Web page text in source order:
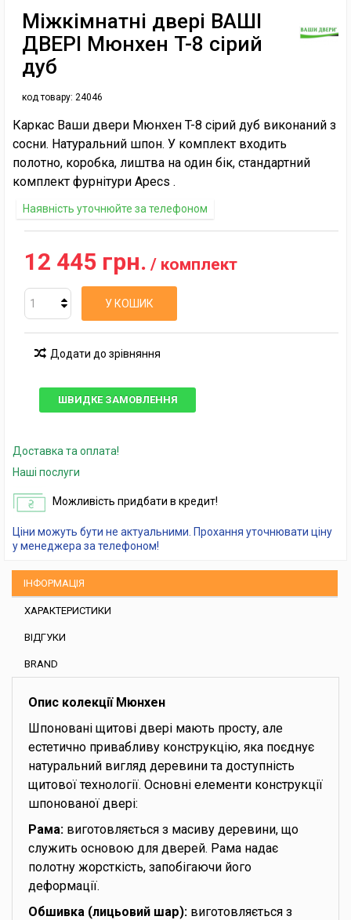
Міжкімнатні двері ВАШІ
ДВЕРІ Мюнхен T-8 сірий
дуб
код товару: 24046
Каркас Ваши двери Мюнхен T-8 сірий дуб виконаний з
сосни. Натуральний шпон. У комплект входить
полотно, коробка, лиштва на один бік, стандартний
комплект фурнітури Apecs .
Наявність уточнюйте за телефоном
12 445 грн. / комплект
У КОШИК
Додати до зрівняння
ШВИДКЕ ЗАМОВЛЕННЯ
Доставка та оплата!
Наші послуги
Можливість придбати в кредит!
Ціни можуть бути не актуальними. Прохання уточнювати ціну
у менеджера за телефоном!
ІНФОРМАЦІЯ
ХАРАКТЕРИСТИКИ
ВІДГУКИ
BRAND
Опис колекції Мюнхен
Шпоновані щитові двері мають просту, але
естетично привабливу конструкцію, яка поєднує
натуральний вигляд деревини та доступність
щитової технології. Основні елементи конструкції
шпонованої двері:
Рама: виготовляється з масиву деревини, що
служить основою для дверей. Рама надає
полотну жорсткість, запобігаючи його
деформації.
Обшивка (лицьовий шар): виготовляється з